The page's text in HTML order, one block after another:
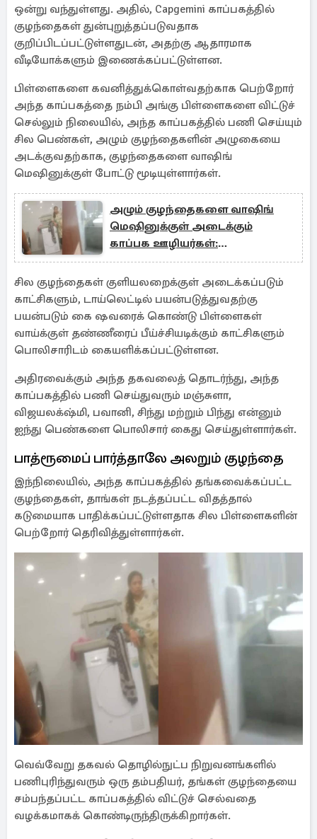
ஒன்று வந்துள்ளது. அதில், Capgemini காப்பகத்தில்
குழந்தைகள் துன்புறுத்தப்படுவதாக
குறிப்பிடப்பட்டுள்ளதுடன், அதற்கு ஆதாரமாக
வீடியோக்களும் இணைக்கப்பட்டுள்ளன.
பிள்ளைகளை கவனித்துக்கொள்வதற்காக பெற்றோர்
அந்த காப்பகத்தை நம்பி அங்கு பிள்ளைகளை விட்டுச்
செல்லும் நிலையில், அந்த காப்பகத்தில் பணி செய்யும்
சில பெண்கள், அழும் குழந்தைகளின் அழுகையை
அடக்குவதற்காக, குழந்தைகளை வாஷிங்
மெஷினுக்குள் போட்டு மூடியுள்ளார்கள்.
அழும் குழந்தைகளை வாஷிங்
மெஷினுக்குள் அடைக்கும்
காப்பக ஊழியர்கள்:
அதிரவைத்துள்ள ஒரு செய்தி
சில குழந்தைகள் குளியலறைக்குள் அடைக்கப்படும்
காட்சிகளும், டாய்லெட்டில் பயன்படுத்துவதற்கு
பயன்படும் கை ஷவரைக் கொண்டு பிள்ளைகள்
வாய்க்குள் தண்ணீரைப் பீய்ச்சியடிக்கும் காட்சிகளும்
பொலிசாரிடம் கையளிக்கப்பட்டுள்ளன.
அதிரவைக்கும் அந்த தகவலைத் தொடர்ந்து, அந்த
காப்பகத்தில் பணி செய்துவரும் மஞ்சுளா,
விஜயலக்‌ஷ்மி, பவானி, சிந்து மற்றும் பிந்து என்னும்
ஐந்து பெண்களை பொலிசார் கைது செய்துள்ளார்கள்.
பாத்ரூமைப் பார்த்தாலே அலறும் குழந்தை
இந்நிலையில், அந்த காப்பகத்தில் தங்கவைக்கப்பட்ட
குழந்தைகள், தாங்கள் நடத்தப்பட்ட விதத்தால்
கடுமையாக பாதிக்கப்பட்டுள்ளதாக சில பிள்ளைகளின்
பெற்றோர் தெரிவித்துள்ளார்கள்.
வெவ்வேறு தகவல் தொழில்நுட்ப நிறுவனங்களில்
பணிபுரிந்துவரும் ஒரு தம்பதியர், தங்கள் குழந்தையை
சம்பந்தப்பட்ட காப்பகத்தில் விட்டுச் செல்வதை
வழக்கமாகக் கொண்டிருந்திருக்கிறார்கள்.